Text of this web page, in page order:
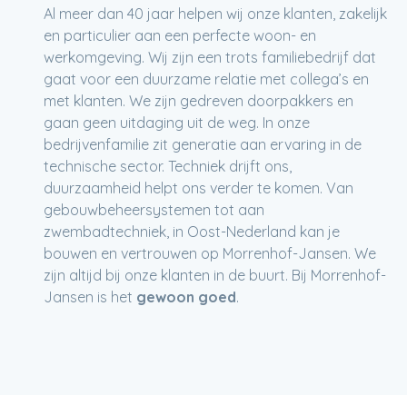
Al meer dan 40 jaar helpen wij onze klanten, zakelijk
en particulier aan een perfecte woon- en
werkomgeving. Wij zijn een trots familiebedrijf dat
gaat voor een duurzame relatie met collega’s en
met klanten. We zijn gedreven doorpakkers en
gaan geen uitdaging uit de weg. In onze
bedrijvenfamilie zit generatie aan ervaring in de
technische sector. Techniek drijft ons,
duurzaamheid helpt ons verder te komen. Van
gebouwbeheersystemen tot aan
zwembadtechniek, in Oost-Nederland kan je
bouwen en vertrouwen op Morrenhof-Jansen. We
zijn altijd bij onze klanten in de buurt. Bij Morrenhof-
Jansen is het gewoon goed.